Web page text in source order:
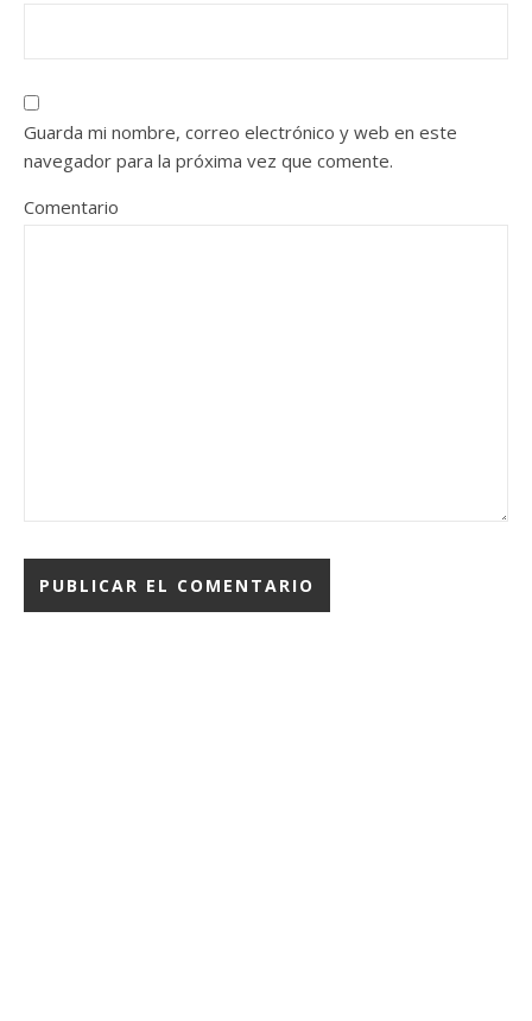
Guarda mi nombre, correo electrónico y web en este
navegador para la próxima vez que comente.
Comentario